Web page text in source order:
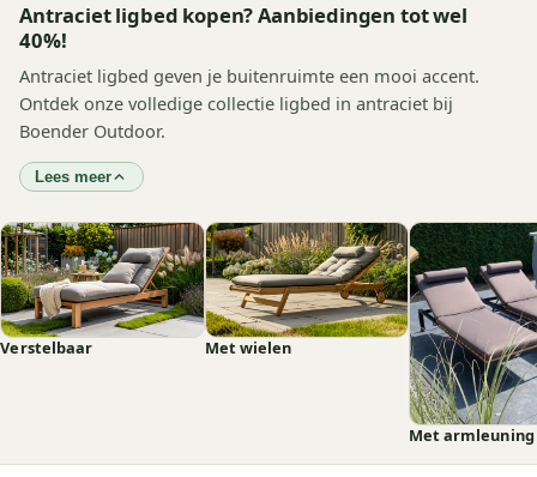
Antraciet ligbed kopen? Aanbiedingen tot wel
40%!
Antraciet ligbed geven je buitenruimte een mooi accent.
Ontdek onze volledige collectie ligbed in antraciet bij
Boender Outdoor.
Lees meer
Verstelbaar Met wielen
Met armleuning